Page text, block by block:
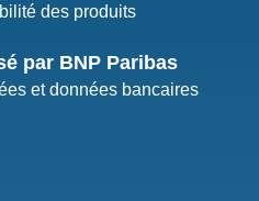
des produits
par BNP Paribas
et données bancaires